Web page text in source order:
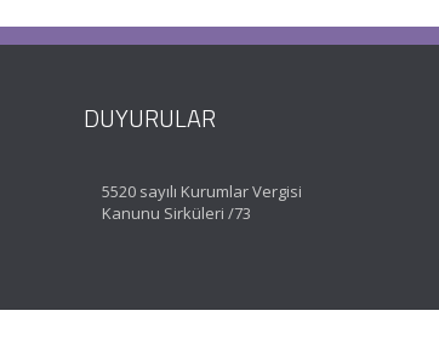
DUYURULAR
5520 sayılı Kurumlar Vergisi
Kanunu Sirküleri /73